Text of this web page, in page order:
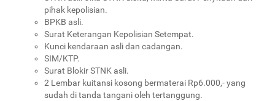
Produk asuransi Simas Insurtech bisa dibilang salah satu
asuransi mobilterbaik di tingkat nasional dan di wilayah Asia
Tenggara. Simas Insurtech juga selalu mengutamakan
kemudahan layanan nasabah, partner bisnis, atau rekanan
untuk mengakses semua informasi atau hal-hal yang
berhubungan dengan asuransi dan pertanggungan melalui
website ,customer care, dancall centerselama 24 jam.
pihak kepolisian.
BPKB asli.
Surat Keterangan Kepolisian Setempat.
Kunci kendaraan asli dan cadangan.
SIM/KTP.
Surat Blokir STNK asli.
2 Lembar kuitansi kosong bermaterai Rp6.000,- yang
sudah di tanda tangani oleh tertanggung.